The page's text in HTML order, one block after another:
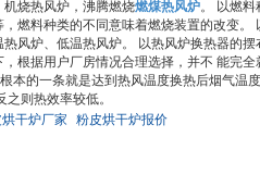
烧热风炉，沸腾燃烧燃煤热风炉。 以燃料
燃料种类的不同意味着燃烧装置的改变。
风炉、低温热风炉。 以热风炉换热器的摆
根据用户厂房情况合理选择，并不 能完全
本的一条就是达到热风温度换热后烟气温
则热效率较低。
干炉厂家 粉皮烘干炉报价